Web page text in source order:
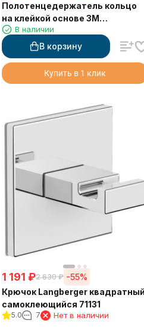
Полотенцедержатель кольцо
на клейкой основе 3М
LANGBERGER 30838A
В наличии
В корзину
Купить в 1 клик
1 191 ₽2 630 ₽ -55%
Крючок Langberger
самоклеющийся 71131
5.0 7 Нет в наличии